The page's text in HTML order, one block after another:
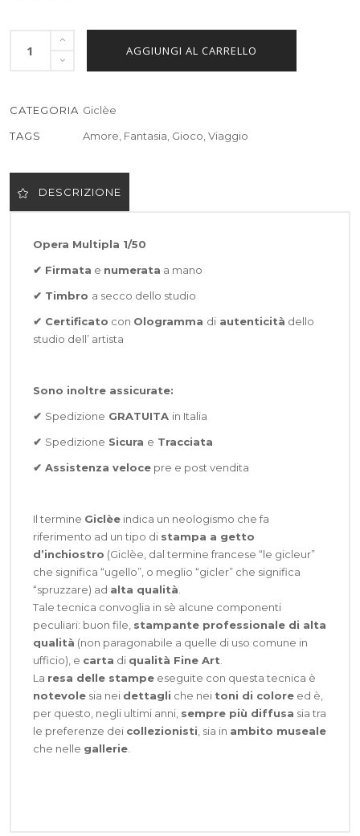
AGGIUNGI AL CARRELLO
CATEGORIA Giclèe
TAGS
Amore, Fantasia, Gioco,Viaggio
DESCRIZIONE
Opera Multipla 1/50
✔ Firmata e numerata a mano
✔ Timbro a secco dello studio
✔ Certificato con Ologramma diautenticità dello
studio dell’ artista
Sono inoltre assicurate:
✔ Spedizione GRATUITA in Italia
✔ Spedizione Sicura e Tracciata
✔ Assistenza velocepre e post vendita
Il termine Giclèeindica un neologismo che fa
riferimento ad un tipo di stampa a getto
d’inchiostro (Giclèe, dal termine francese “le gicleur”
che significa “ugello”, o meglio “gicler” che significa
“spruzzare) ad alta qualità.
Tale tecnica convoglia in sè alcune componenti
peculiari: buon file, stampante professionale di alta
qualità (non paragonabile a quelle di uso comune in
ufficio), e carta di qualità Fine Art.
La resa delle stampeeseguite con questa tecnica è
notevolesia nei dettagli che nei toni di coloreed è,
per questo, negli ultimi anni, sempre più diffusa sia tra
le preferenze dei collezionisti, sia in ambito museale
che nelle gallerie.